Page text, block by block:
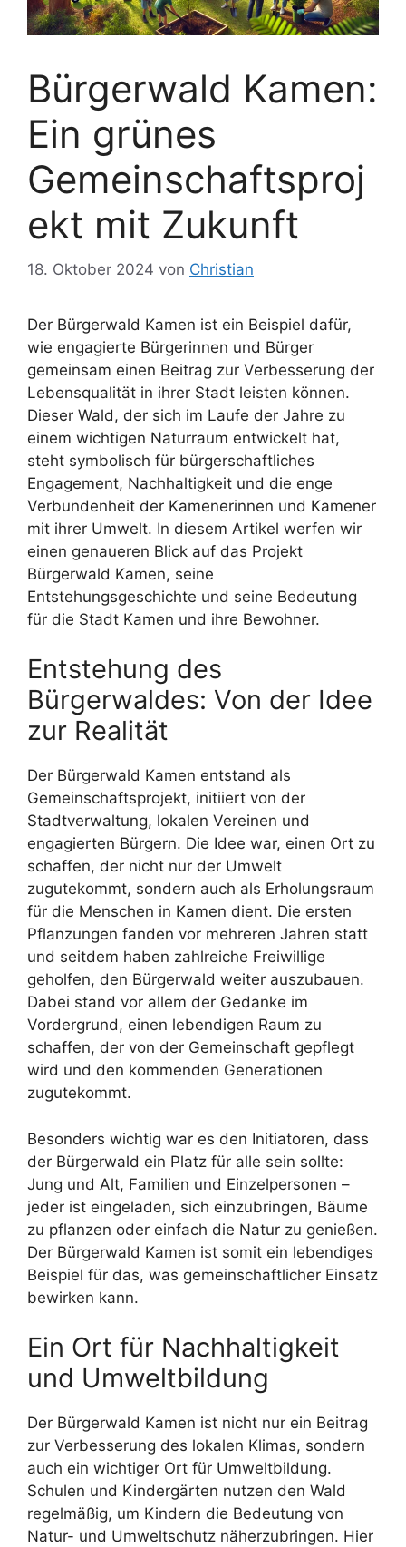
Bürgerwald Kamen:
Ein grünes
Gemeinschaftsproj
ekt mit Zukunft
18. Oktober 2024 von Christian
Der Bürgerwald Kamen ist ein Beispiel dafür,
wie engagierte Bürgerinnen und Bürger
gemeinsam einen Beitrag zur Verbesserung der
Lebensqualität in ihrer Stadt leisten können.
Dieser Wald, der sich im Laufe der Jahre zu
einem wichtigen Naturraum entwickelt hat,
steht symbolisch für bürgerschaftliches
Engagement, Nachhaltigkeit und die enge
Verbundenheit der Kamenerinnen und Kamener
mit ihrer Umwelt. In diesem Artikel werfen wir
einen genaueren Blick auf das Projekt
Bürgerwald Kamen, seine
Entstehungsgeschichte und seine Bedeutung
für die Stadt Kamen und ihre Bewohner.
Entstehung des
Bürgerwaldes: Von der Idee
zur Realität
Der Bürgerwald Kamen entstand als
Gemeinschaftsprojekt, initiiert von der
Stadtverwaltung, lokalen Vereinen und
engagierten Bürgern. Die Idee war, einen Ort zu
schaffen, der nicht nur der Umwelt
zugutekommt, sondern auch als Erholungsraum
für die Menschen in Kamen dient. Die ersten
Pflanzungen fanden vor mehreren Jahren statt
und seitdem haben zahlreiche Freiwillige
geholfen, den Bürgerwald weiter auszubauen.
Dabei stand vor allem der Gedanke im
Vordergrund, einen lebendigen Raum zu
schaffen, der von der Gemeinschaft gepflegt
wird und den kommenden Generationen
zugutekommt.
Besonders wichtig war es den Initiatoren, dass
der Bürgerwald ein Platz für alle sein sollte:
Jung und Alt, Familien und Einzelpersonen –
jeder ist eingeladen, sich einzubringen, Bäume
zu pflanzen oder einfach die Natur zu genießen.
Der Bürgerwald Kamen ist somit ein lebendiges
Beispiel für das, was gemeinschaftlicher Einsatz
bewirken kann.
Ein Ort für Nachhaltigkeit
und Umweltbildung
Der Bürgerwald Kamen ist nicht nur ein Beitrag
zur Verbesserung des lokalen Klimas, sondern
auch ein wichtiger Ort für Umweltbildung.
Schulen und Kindergärten nutzen den Wald
regelmäßig, um Kindern die Bedeutung von
Natur- und Umweltschutz näherzubringen. Hier